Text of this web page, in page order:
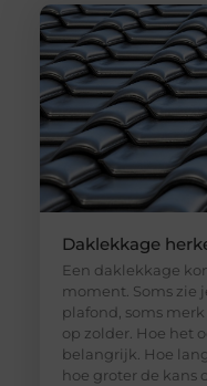
Daklekkage
Een daklekkage
moment. Soms zie
plafond, soms
op zolder. Hoe het
belangrijk. Hoe
hoe groter de kans